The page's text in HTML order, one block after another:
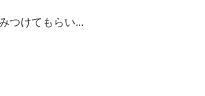
つけてもらい...